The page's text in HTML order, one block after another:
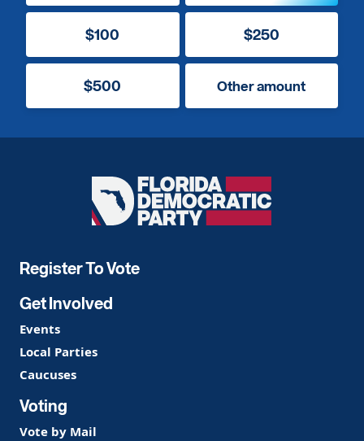
$100 $250
$500 Other amount
Florida
Democratic
Register To Vote
Get Involved
Events
Local Parties
Caucuses
Voting
Vote by Mail